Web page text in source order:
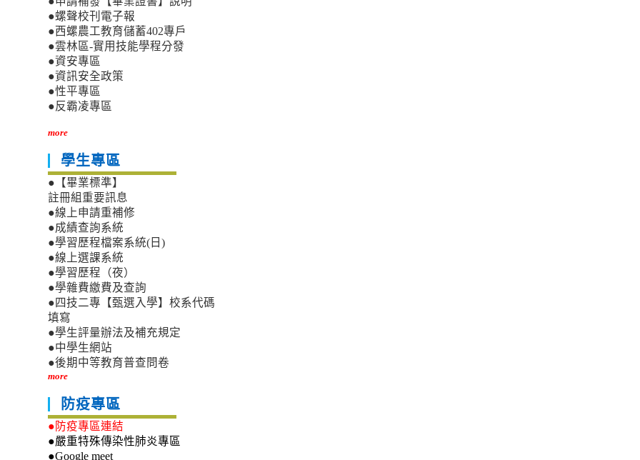
●螺聲校刊電子報
●西螺農工教育儲蓄402專戶
●雲林區-實用技能學程分發
●資安專區
●資訊安全政策
●性平專區
●反霸凌專區
more
學生專區
●【畢業標準】
註冊組重要訊息
●線上申請重補修
●成績查詢系統
●學習歷程檔案系統(日)
●線上選課系統
●學習歷程（夜）
●學雜費繳費及查詢
●四技二專【甄選入學】校系代碼
填寫
●學生評量辦法及補充規定
●中學生網站
●後期中等教育普查問卷
more
防疫專區
●防疫專區連結
●嚴重特殊傳染性肺炎專區
●Google meet